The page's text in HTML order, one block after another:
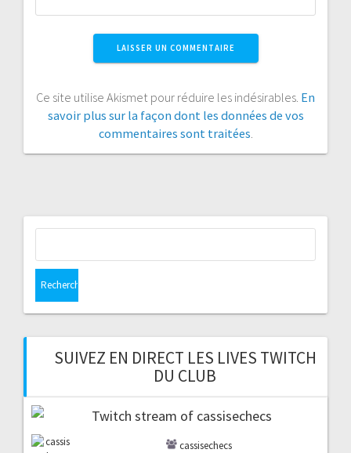
Ce site utilise Akismet pour réduire les indésirables. En
savoir plus sur la façon dont les données de vos
commentaires sont traitées
SUIVEZ EN DIRECT LES LIVES TWITCH
DU CLUB
cassisechecs